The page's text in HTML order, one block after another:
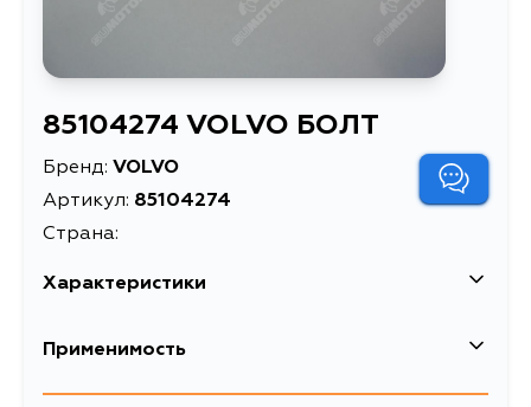
85104274 VOLVO БОЛТ
Бренд: VOLVO
Артикул: 85104274
Страна:
Характеристики
Масса, кг
Применимость